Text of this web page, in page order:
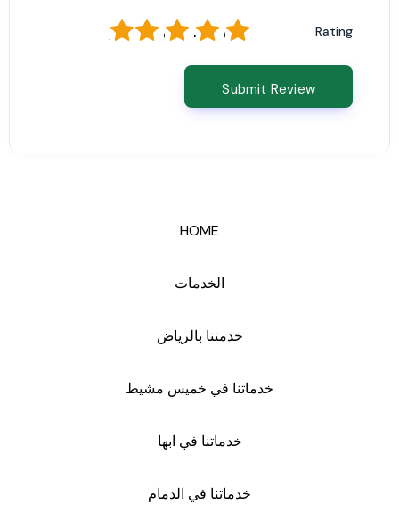
Rating
5
4
3
2
1
HOME
الخدمات
خدمتنا بالرياض
خدماتنا في خميس مشيط
خدماتنا في ابها
خدماتنا في الدمام